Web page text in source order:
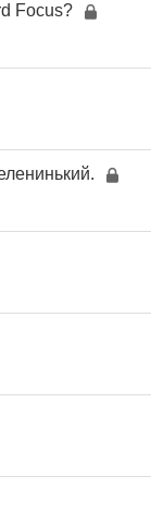
Focus?